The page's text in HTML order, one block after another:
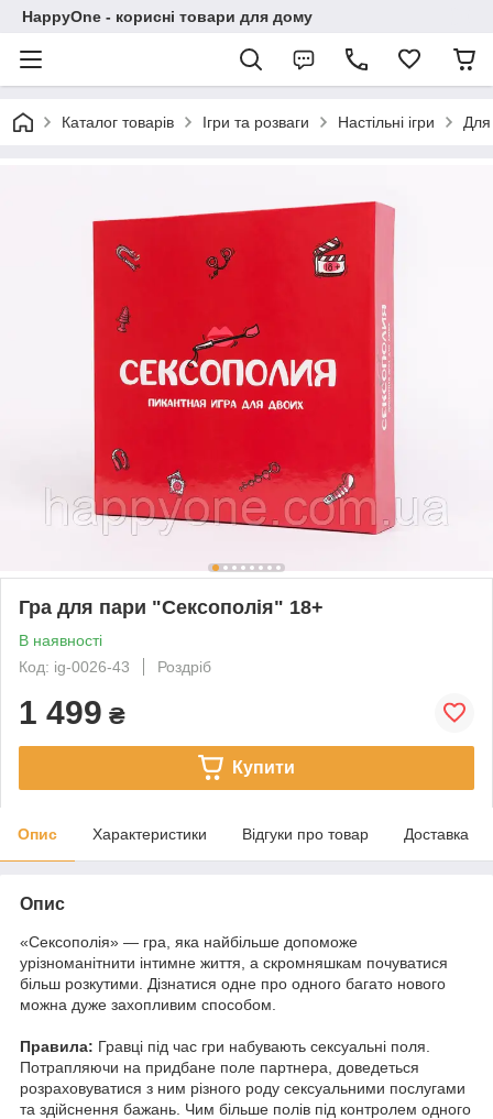
HappyOne - корисні товари для дому
Каталог товарів Ігри та розваги Настільні ігри
Гра для пари "Сексополія" 18+
В наявності
Код: ig-0026-43
Роздріб
1 499 ₴
Купити
Опис Характеристики Відгуки про товар Доставка
Опис
«Сексополія» — гра, яка найбільше допоможе
урізноманітнити інтимне життя, а скромняшкам почуватися
більш розкутими. Дізнатися одне про одного багато нового
можна дуже захопливим способом.
Правила: Гравці під час гри набувають сексуальні поля.
Потрапляючи на придбане поле партнера, доведеться
розраховуватися з ним різного роду сексуальними послугами
та здійснення бажань. Чим більше полів під контролем одного